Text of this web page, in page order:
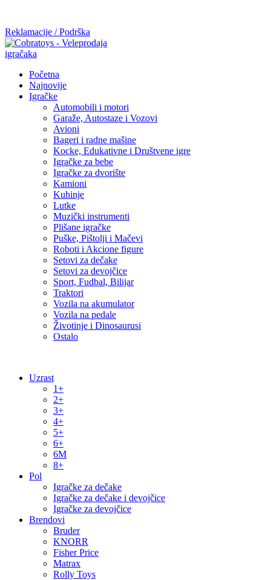
Reklamacije / Podrška
Početna
Najnovije
Igračke
Automobili i motori
Garaže, Autostaze i Vozovi
Avioni
Bageri i radne mašine
Kocke, Edukativne i Društvene igre
Igračke za bebe
Igračke za dvorište
Kamioni
Kuhinje
Lutke
Muzički instrumenti
Plišane igračke
Puške, Pištolji i Mačevi
Roboti i Akcione figure
Setovi za dečake
Setovi za devojčice
Sport, Fudbal, Bilijar
Traktori
Vozila na akumulator
Vozila na pedale
Životinje i Dinosaurusi
Ostalo
Uzrast
1+
2+
3+
4+
5+
6+
6M
8+
Pol
Igračke za dečake
Igračke za dečake i devojčice
Igračke za devojčice
Brendovi
Bruder
KNORR
Fisher Price
Matrax
Rolly Toys